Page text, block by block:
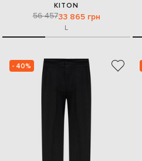
KITON
56 45733 865 грн
L
- 40%